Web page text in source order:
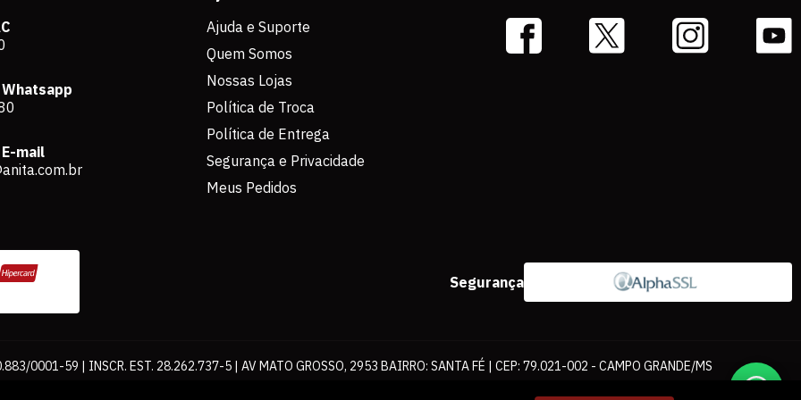
mail
Ajuda e Suporte
Quem Somos
Nossas Lojas
Política de Troca
Política de Entrega
Segurança e Privacidade
Meus Pedidos
Segurança
0001-59 | INSCR. EST. 28.262.737-5 | AV MATO GROSSO, 2953 BAIRRO: SANTA FÉ | CEP: 79.021-002 - CAMPO GRANDE/MS